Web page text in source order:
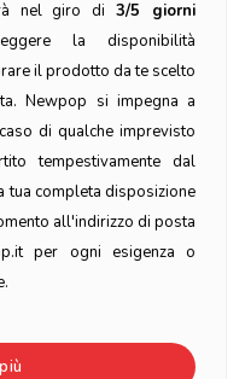
nel giro di3/5 giorni
la disponibilità
il prodotto da te scelto
Newpop si impegna a
di qualche imprevisto
tempestivamente dal
tua completa disposizione
all'indirizzo di posta
per ogni esigenza o